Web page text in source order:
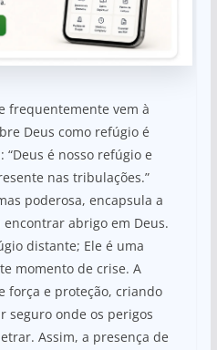
frequentemente vem à
Deus como refúgio é
“Deus é nosso refúgio e
nas tribulações.”
poderosa, encapsula a
abrigo em Deus.
distante; Ele é uma
momento de crise. A
força e proteção, criando
seguro onde os perigos
Assim, a presença de